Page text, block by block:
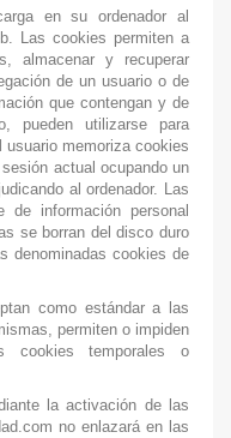
en su ordenador al
Las cookies permiten a
almacenar y recuperar
de un usuario o de
que contengan y de
pueden utilizarse para
usuario memoriza cookies
actual ocupando un
al ordenador. Las
información personal
se borran del disco duro
denominadas cookies de
como estándar a las
permiten o impiden
temporales o
la activación de las
no enlazará en las